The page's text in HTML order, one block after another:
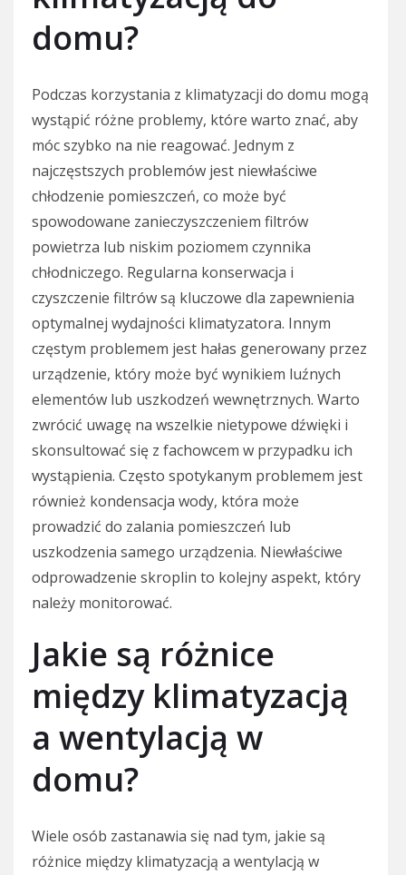
domu?
Podczas korzystania z klimatyzacji do domu mogą
wystąpić różne problemy, które warto znać, aby
móc szybko na nie reagować. Jednym z
najczęstszych problemów jest niewłaściwe
chłodzenie pomieszczeń, co może być
spowodowane zanieczyszczeniem filtrów
powietrza lub niskim poziomem czynnika
chłodniczego. Regularna konserwacja i
czyszczenie filtrów są kluczowe dla zapewnienia
optymalnej wydajności klimatyzatora. Innym
częstym problemem jest hałas generowany przez
urządzenie, który może być wynikiem luźnych
elementów lub uszkodzeń wewnętrznych. Warto
zwrócić uwagę na wszelkie nietypowe dźwięki i
skonsultować się z fachowcem w przypadku ich
wystąpienia. Często spotykanym problemem jest
również kondensacja wody, która może
prowadzić do zalania pomieszczeń lub
uszkodzenia samego urządzenia. Niewłaściwe
odprowadzenie skroplin to kolejny aspekt, który
należy monitorować.
Jakie są różnice
między klimatyzacją
a wentylacją w
domu?
Wiele osób zastanawia się nad tym, jakie są
różnice między klimatyzacją a wentylacją w